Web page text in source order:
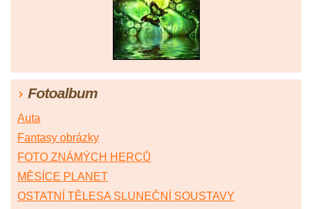
Fotoalbum
Auta
Fantasy obrázky
FOTO ZNÁMÝCH HERCŮ
MĚSÍCE PLANET
OSTATNÍ TĚLESA SLUNEČNÍ SOUSTAVY